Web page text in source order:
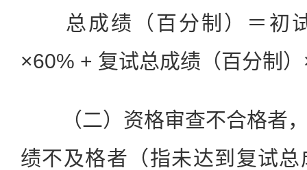
总成绩（百分制）＝初
×60% + 复试总成绩（百分制
（二）资格审查不合格者，
绩不及格者（指未达到复试